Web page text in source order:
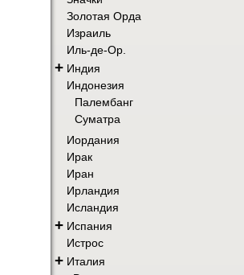
Золотая Орда
Израиль
Иль-де-Ор.
+ Индия
Индонезия
Палембанг
Суматра
Иордания
Ирак
Иран
Ирландия
Исландия
+ Испания
Истрос
+ Италия